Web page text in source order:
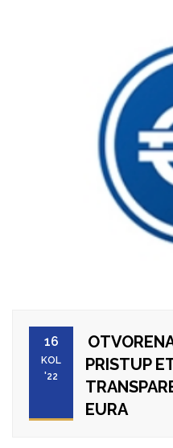
16
KOL
'22
PRISTUP
EURA